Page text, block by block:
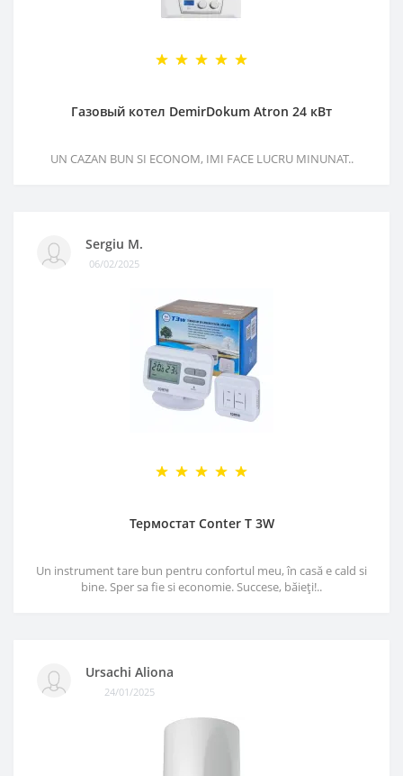
Газовый котел DemirDokum Atron 24 кВт
UN CAZAN BUN SI ECONOM, IMI FACE LUCRU MINUNAT..
Sergiu M.
06/02/2025
Термостат Conter T 3W
Un instrument tare bun pentru confortul meu, în casă e cald si
bine. Sper sa fie si economie. Succese, băieți!..
Ursachi Aliona
24/01/2025